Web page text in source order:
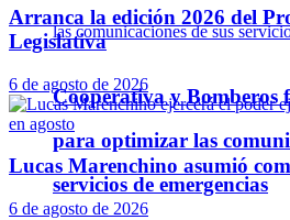
Cooperativa y Bomberos
para optimizar las
servicios de emergencias
Arranca la edición 2026 del
Legislativa
6 de agosto de 2026
Lucas Marenchino asumió
6 de agosto de 2026